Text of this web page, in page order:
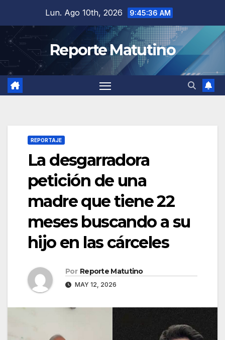
contenido
Lun. Ago 10th, 2026 9:45:37 AM
Reporte Matutino
REPORTAJE
La desgarradora
petición de una
madre que tiene 22
meses buscando a su
hijo en las cárceles
Por Reporte Matutino
MAY 12, 2026